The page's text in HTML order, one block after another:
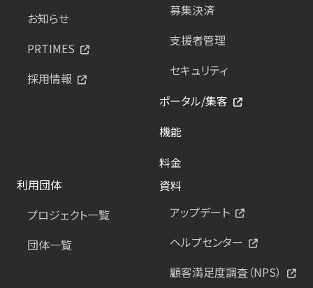
お知らせ
PRTIMES
採用情報
募集決済
支援者管理
セキュリティ
ポータル/集客
機能
料金
利用団体
プロジェクト一覧
団体一覧
資料
アップデート
ヘルプセンター
顧客満足度調査（NPS）